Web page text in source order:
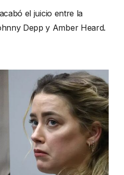
el juicio entre la
Depp y Amber Heard.